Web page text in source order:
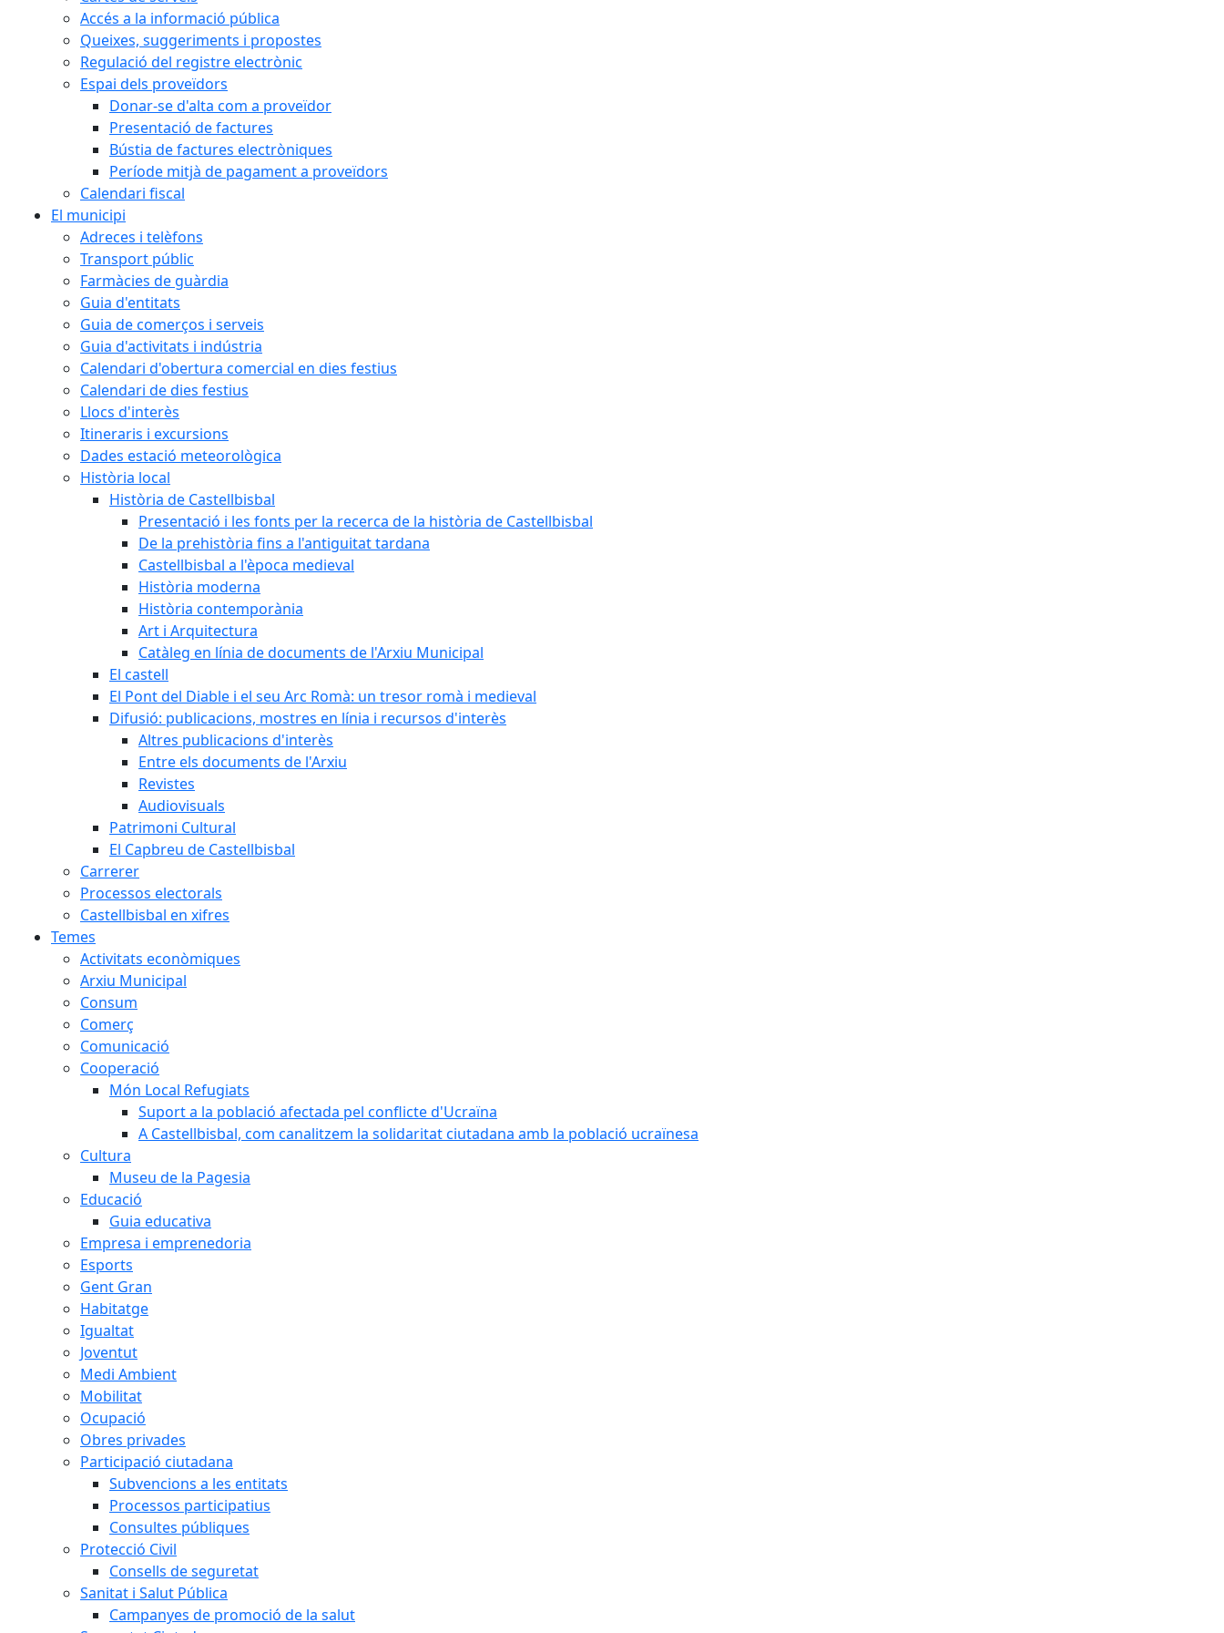
Accés a la informació pública
Queixes, suggeriments i propostes
Regulació del registre electrònic
Espai dels proveïdors
Donar-se d'alta com a proveïdor
Presentació de factures
Bústia de factures electròniques
Període mitjà de pagament a proveïdors
Calendari fiscal
El municipi
Adreces i telèfons
Transport públic
Farmàcies de guàrdia
Guia d'entitats
Guia de comerços i serveis
Guia d'activitats i indústria
Calendari d'obertura comercial en dies festius
Calendari de dies festius
Llocs d'interès
Itineraris i excursions
Dades estació meteorològica
Història local
Història de Castellbisbal
Presentació i les fonts per la recerca de la història de Castellbisbal
De la prehistòria fins a l'antiguitat tardana
Castellbisbal a l'època medieval
Història moderna
Història contemporània
Art i Arquitectura
Catàleg en línia de documents de l'Arxiu Municipal
El castell
El Pont del Diable i el seu Arc Romà: un tresor romà i medieval
Difusió: publicacions, mostres en línia i recursos d'interès
Altres publicacions d'interès
Entre els documents de l'Arxiu
Revistes
Audiovisuals
Patrimoni Cultural
El Capbreu de Castellbisbal
Carrerer
Processos electorals
Castellbisbal en xifres
Temes
Activitats econòmiques
Arxiu Municipal
Consum
Comerç
Comunicació
Cooperació
Món Local Refugiats
Suport a la població afectada pel conflicte d'Ucraïna
A Castellbisbal, com canalitzem la solidaritat ciutadana amb la població ucraïnesa
Cultura
Museu de la Pagesia
Educació
Guia educativa
Empresa i emprenedoria
Esports
Gent Gran
Habitatge
Igualtat
Joventut
Medi Ambient
Mobilitat
Ocupació
Obres privades
Participació ciutadana
Subvencions a les entitats
Processos participatius
Consultes públiques
Protecció Civil
Consells de seguretat
Sanitat i Salut Pública
Campanyes de promoció de la salut